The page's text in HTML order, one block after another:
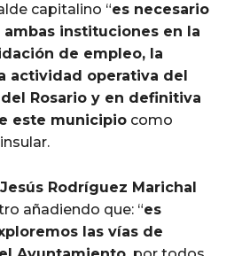
capitalino “es necesario
instituciones en la
de empleo, la
actividad operativa del
Rosario y en definitiva
este municipio como
Rodríguez Marichal
añadiendo que: “es
las vías de